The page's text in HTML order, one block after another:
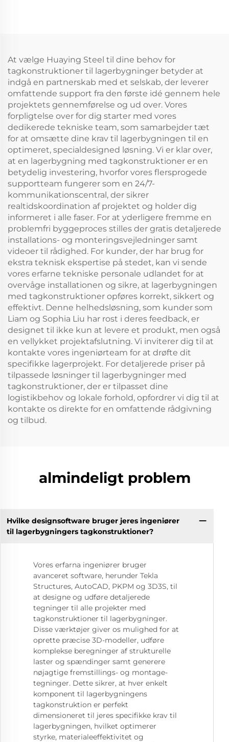
At vælge Huaying Steel til dine behov for
tagkonstruktioner til lagerbygninger betyder at
indgå en partnerskab med et selskab, der leverer
omfattende support fra den første idé gennem hele
projektets gennemførelse og ud over. Vores
forpligtelse over for dig starter med vores
dedikerede tekniske team, som samarbejder tæt
for at omsætte dine krav til lagerbygningen til en
optimeret, specialdesigned løsning. Vi er klar over,
at en lagerbygning med tagkonstruktioner er en
betydelig investering, hvorfor vores flersprogede
supportteam fungerer som en 24/7-
kommunikationscentral, der sikrer
realtidskoordination af projektet og holder dig
informeret i alle faser. For at yderligere fremme en
problemfri byggeproces stilles der gratis detaljerede
installations- og monteringsvejledninger samt
videoer til rådighed. For kunder, der har brug for
ekstra teknisk ekspertise på stedet, kan vi sende
vores erfarne tekniske personale udlandet for at
overvåge installationen og sikre, at lagerbygningen
med tagkonstruktioner opføres korrekt, sikkert og
effektivt. Denne helhedsløsning, som kunder som
Liam og Sophia Liu har rost i deres feedback, er
designet til ikke kun at levere et produkt, men også
en vellykket projektafslutning. Vi inviterer dig til at
kontakte vores ingeniørteam for at drøfte dit
specifikke lagerprojekt. For detaljerede priser på
tilpassede løsninger til lagerbygninger med
tagkonstruktioner, der er tilpasset dine
logistikbehov og lokale forhold, opfordrer vi dig til at
kontakte os direkte for en omfattende rådgivning
og tilbud.
almindeligt problem
Hvilke designsoftware bruger jeres ingeniører
til lagerbygningers tagkonstruktioner?
Vores erfarna ingeniører bruger
avanceret software, herunder Tekla
Structures, AutoCAD, PKPM og 3D3S, til
at designe og udføre detaljerede
tegninger til alle projekter med
tagkonstruktioner til lagerbygninger.
Disse værktøjer giver os mulighed for at
oprette præcise 3D-modeller, udføre
komplekse beregninger af strukturelle
laster og spændinger samt generere
nøjagtige fremstillings- og montage-
tegninger. Dette sikrer, at hver enkelt
komponent til lagerbygningens
tagkonstruktion er perfekt
dimensioneret til jeres specifikke krav til
lagerbygningen, hvilket optimerer
styrke, materialeeffektivitet og